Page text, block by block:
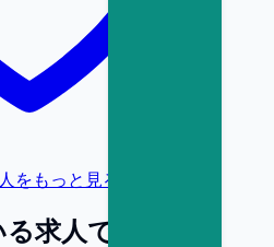
をもっと見る
求人で探す